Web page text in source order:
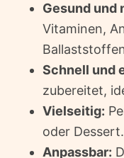
Gesund und
Vitaminen,
Schnell und
zubereitet,
Vielseitig:
oder Dessert.
Anpassbar: